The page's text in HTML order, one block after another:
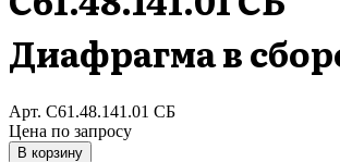
Диафрагма в
Арт. С61.48.141.01 СБ
Цена по запросу
В корзину